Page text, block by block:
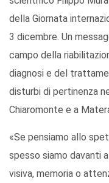
della Giornata
3 dicembre. Un
campo della
diagnosi e del
disturbi di pertinenza
Chiaromonte e a
«Se pensiamo allo
spesso siamo davanti
visiva, memoria o